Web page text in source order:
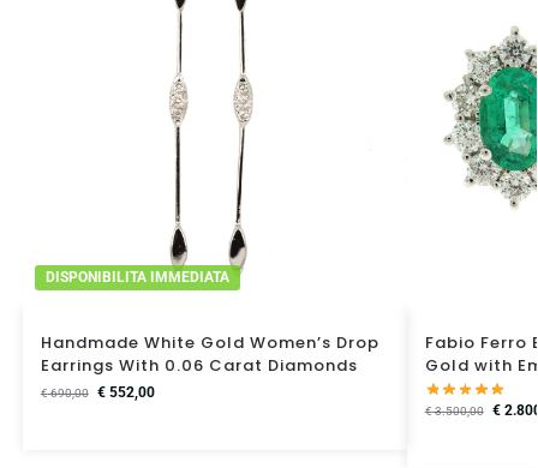
DISPONIBILITA IMMEDIATA
Handmade White Gold Women’s Drop
Earrings With 0.06 Carat Diamonds
€690,00 €552,00
Fabio Ferro
Gold with
€3.500,00 €